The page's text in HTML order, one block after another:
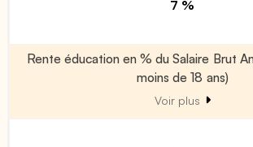
7 %
Rente éducation en % du Salaire Brut
moins de 18 ans)
Voir plus